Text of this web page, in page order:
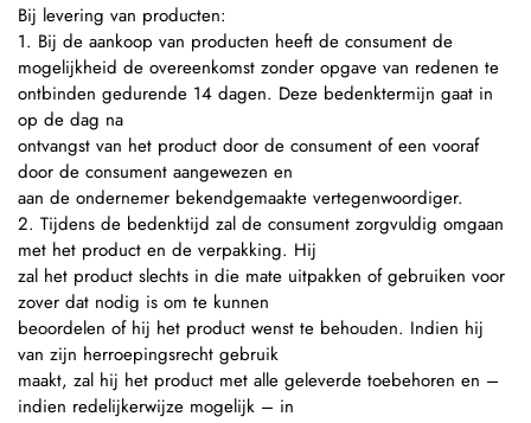
Bij levering van producten:
1. Bij de aankoop van producten heeft de consument de
mogelijkheid de overeenkomst zonder opgave van redenen te
ontbinden gedurende 14 dagen. Deze bedenktermijn gaat in
op de dag na
ontvangst van het product door de consument of een vooraf
door de consument aangewezen en
aan de ondernemer bekendgemaakte vertegenwoordiger.
2. Tijdens de bedenktijd zal de consument zorgvuldig omgaan
met het product en de verpakking. Hij
zal het product slechts in die mate uitpakken of gebruiken voor
zover dat nodig is om te kunnen
beoordelen of hij het product wenst te behouden. Indien hij
van zijn herroepingsrecht gebruik
maakt, zal hij het product met alle geleverde toebehoren en –
indien redelijkerwijze mogelijk – in